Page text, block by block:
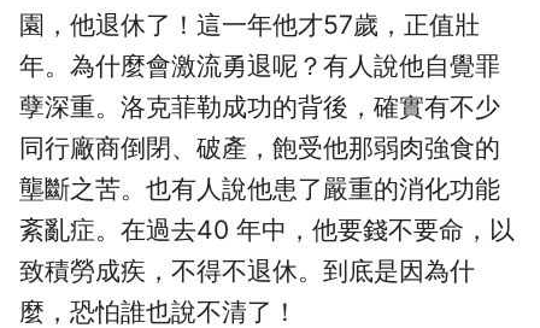
園，他退休了！這一年他才57歲，正值壯
年。為什麼會激流勇退呢？有人說他自覺罪
孽深重。洛克菲勒成功的背後，確實有不少
同行廠商倒閉、破產，飽受他那弱肉強食的
壟斷之苦。也有人說他患了嚴重的消化功能
紊亂症。在過去40 年中，他要錢不要命，以
致積勞成疾，不得不退休。到底是因為什
麼，恐怕誰也說不清了！